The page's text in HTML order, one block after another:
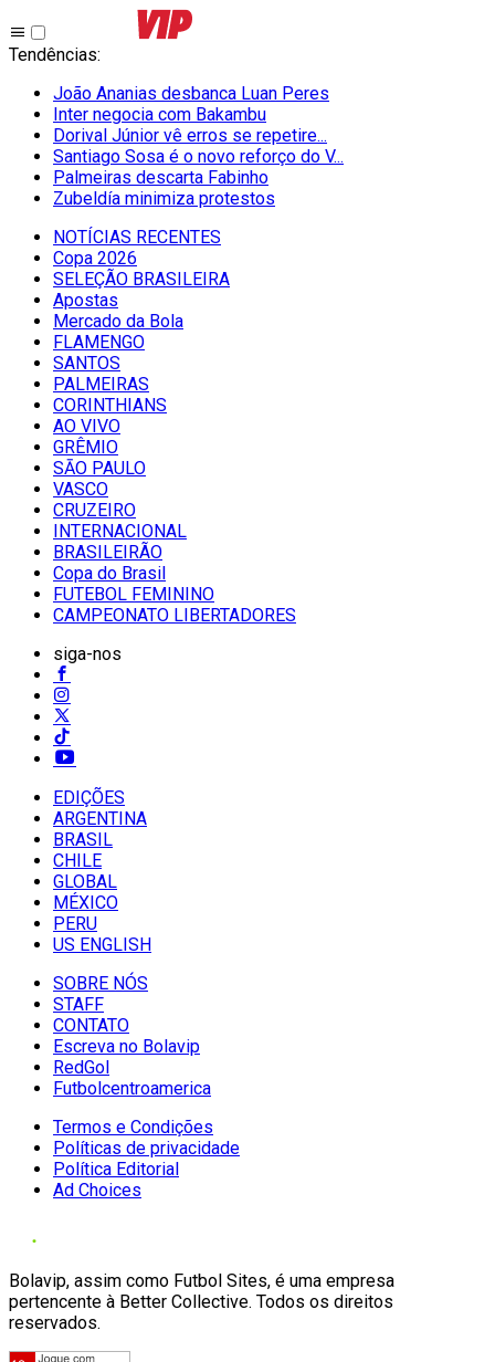
Tendências:
João Ananias desbanca Luan Peres
Inter negocia com Bakambu
Dorival Júnior vê erros se repetire...
Santiago Sosa é o novo reforço do V...
Palmeiras descarta Fabinho
Zubeldía minimiza protestos
NOTÍCIAS RECENTES
Copa 2026
SELEÇÃO BRASILEIRA
Apostas
Mercado da Bola
FLAMENGO
SANTOS
PALMEIRAS
CORINTHIANS
AO VIVO
GRÊMIO
SĀO PAULO
VASCO
CRUZEIRO
INTERNACIONAL
BRASILEIRÃO
Copa do Brasil
FUTEBOL FEMININO
CAMPEONATO LIBERTADORES
siga-nos
EDIÇÕES
ARGENTINA
BRASIL
CHILE
GLOBAL
MÉXICO
PERU
US ENGLISH
SOBRE NÓS
STAFF
CONTATO
Escreva no Bolavip
RedGol
Futbolcentroamerica
Termos e Condições
Políticas de privacidade
Política Editorial
Ad Choices
Bolavip, assim como Futbol Sites, é uma empresa
pertencente à Better Collective. Todos os direitos
reservados.